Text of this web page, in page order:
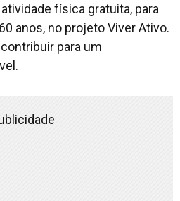
física gratuita, para
anos, no projeto Viver Ativo.
para um